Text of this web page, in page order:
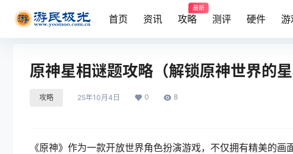
首页 资讯 攻略
最新
测评 硬件 游
原神星相谜题攻略（解锁原神世界的
攻略 25年10月4日 0 8
《原神》作为一款开放世界角色扮演游戏，不仅拥有精美的